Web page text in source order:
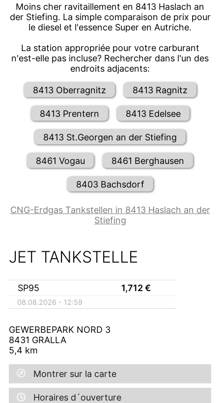
Moins cher ravitaillement en 8413 Haslach an
der Stiefing. La simple comparaison de prix pour
le diesel et l'essence Super en Autriche.
La station appropriée pour votre carburant
n'est-elle pas incluse? Rechercher dans l'un des
endroits adjacents:
8413 Oberragnitz 8413 Ragnitz
8413 Prentern 8413 Edelsee
8413 St.Georgen an der Stiefing
8461 Vogau 8461 Berghausen
8403 Bachsdorf
CNG-Erdgas Tankstellen in 8413 Haslach an der
Stiefing
JET TANKSTELLE
SP95 1,712€
08.08.2026 - 12:59
GEWERBEPARK NORD 3
8431 GRALLA
5,4 km
Montrer sur la carte
Horaires d´ouverture